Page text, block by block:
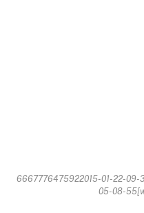
6667776475922015-01-22-09-
05-08-